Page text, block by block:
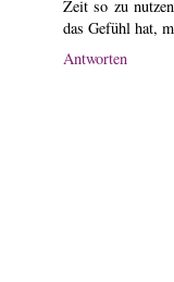
Zeit so zu
das Gefühl hat,
Antworten